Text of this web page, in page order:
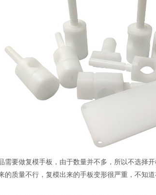
做复模手板，由于数量并不多，所以不选择开
量不行，复模出来的手板变形很严重，不知